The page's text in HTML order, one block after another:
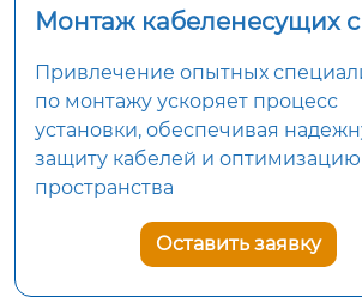
Монтаж кабеленесущих
Привлечение опытных
по монтажу ускоряет процесс
установки, обеспечивая
защиту кабелей и оптимизацию
пространства
Оставить заявку